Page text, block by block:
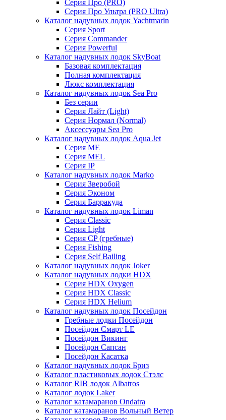
Серия Про (PRO)
Серия Про Ультра (PRO Ultra)
Каталог надувных лодок Yachtmarin
Серия Sport
Серия Commander
Серия Powerful
Каталог надувных лодок SkyBoat
Базовая комплектация
Полная комплектация
Люкс комплектация
Каталог надувных лодок Sea Pro
Без серии
Серия Лайт (Light)
Серия Нормал (Normal)
Аксессуары Sea Pro
Каталог надувных лодок Aqua Jet
Серия ME
Серия MEL
Серия IP
Каталог надувных лодок Marko
Серия Зверобой
Серия Эконом
Серия Барракуда
Каталог надувных лодок Liman
Серия Classic
Серия Light
Серия CP (гребные)
Серия Fishing
Серия Self Bailing
Каталог надувных лодок Joker
Каталог надувных лодки HDX
Серия HDX Oxygen
Серия HDX Classic
Серия HDX Helium
Каталог надувных лодок Посейдон
Гребные лодки Посейдон
Посейдон Смарт LE
Посейдон Викинг
Посейдон Сапсан
Посейдон Касатка
Каталог надувных лодок Бриз
Каталог пластиковых лодок Стэлс
Каталог RIB лодок Albatros
Каталог лодок Laker
Каталог катамаранов Ondatra
Каталог катамаранов Вольный Ветер